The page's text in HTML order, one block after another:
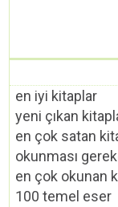
en iyi kitaplar
yeni çıkan
en çok satan
okunması
en çok okunan
100 temel eser